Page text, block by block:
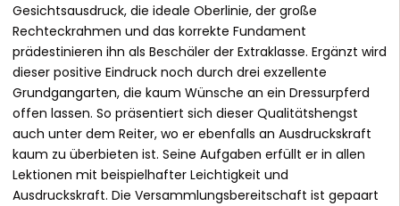
Gesichtsausdruck, die ideale Oberlinie, der große
Rechteckrahmen und das korrekte Fundament
prädestinieren ihn als Beschäler der Extraklasse. Ergänzt wird
dieser positive Eindruck noch durch drei exzellente
Grundgangarten, die kaum Wünsche an ein Dressurpferd
offen lassen. So präsentiert sich dieser Qualitätshengst
auch unter dem Reiter, wo er ebenfalls an Ausdruckskraft
kaum zu überbieten ist. Seine Aufgaben erfüllt er in allen
Lektionen mit beispielhafter Leichtigkeit und
Ausdruckskraft. Die Versammlungsbereitschaft ist gepaart